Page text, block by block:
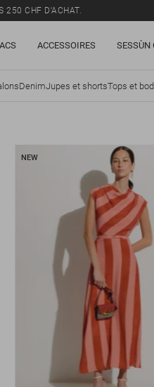
250 CHF D'ACHAT.
SÉLECTION D'ARTICLES.
LES DROITS DE DOUANE.
ACCESSOIRES SESSÙN
DenimJupes et shortsTops et
NEW